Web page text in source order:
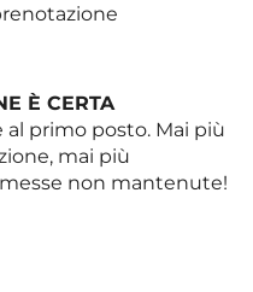
È CERTA
al primo posto. Mai più
mai più
non mantenute!